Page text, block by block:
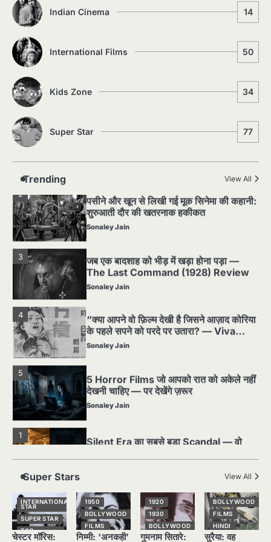
Indian Cinema 14
International Films 50
Kids Zone 34
Super Star 77
Trending View All
5
5 Horror Films जो आपको रात को अकेले नहीं
1
घटना जिसने Hollywood को हिला दिया
2
पसीने और खून से लिखी गई मूक सिनेमा की कहानी:
Sonaley Jain
3
जब एक बादशाह को भीड़ में खड़ा होना पड़ा —
The Last Command (1928) Review
Sonaley Jain
4
“क्या आपने वो फ़िल्म देखी है जिसने आज़ाद कोरिया
के पहले सपने को परदे पर उतारा? — Viva
Freedom! (1946) रिव्यू”
Sonaley Jain
5
5 Horror Films जो आपको रात को अकेले नहीं
देखनी चाहिए — पर देखेंगे ज़रूर
Sonaley Jain
1
Silent Era का सबसे बड़ा Scandal — वो
घटना जिसने Hollywood को हिला दिया
Sonaley Jain
2
पसीने और खून से लिखी गई मूक सिनेमा की कहानी:
3
जब एक बादशाह को भीड़ में खड़ा होना पड़ा —
The Last Command (1928) Review
Sonaley Jain
Super Stars View All
INTERNATIONAL
STAR
SUPER STAR
TOP
STORIES
चेस्टर मॉरिस:
1950
BOLLYWOOD
FILMS
HINDI
निम्मी: ‘अनकही’
1920
1930
BOLLYWOOD
HINDI
गुमनाम सितारे:
BOLLYWOOD
FILMS
HINDI
NATIONAL
सुरैया: वह